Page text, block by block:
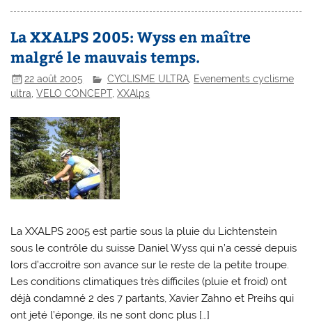
La XXALPS 2005: Wyss en maître
malgré le mauvais temps.
22 août 2005 CYCLISME ULTRA Evenements cyclisme
ultra ,VELO CONCEPT,XXAlps
La XXALPS 2005 est partie sous la pluie du Lichtenstein
sous le contrôle du suisse Daniel Wyss qui n’a cessé depuis
lors d’accroitre son avance sur le reste de la petite troupe.
Les conditions climatiques très difficiles (pluie et froid) ont
déjà condamné 2 des 7 partants, Xavier Zahno et Preihs qui
ont jeté l’éponge, ils ne sont donc plus […]